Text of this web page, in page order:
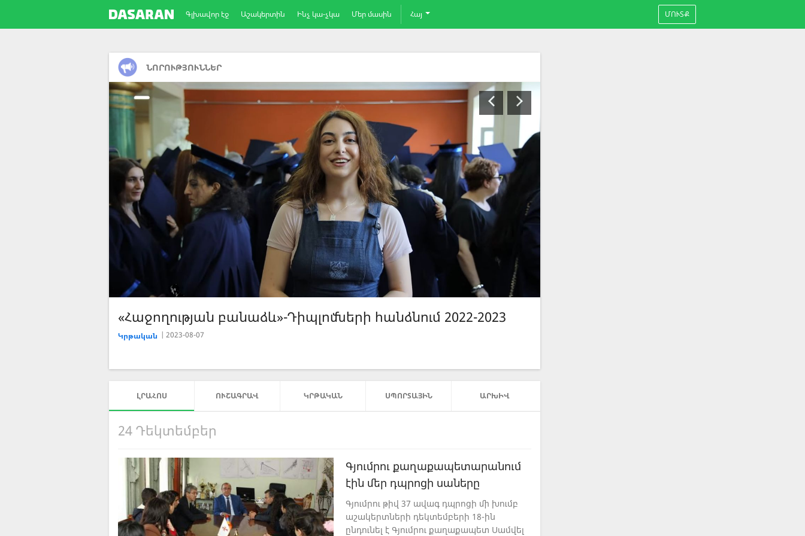
Գլխավոր էջ Աշակերտին Ինչ կա-չկա Մեր մասին Հայ ՄՈՒՏՔ
ՆՈՐՈՒԹՅՈՒՆՆԵՐ
«Հաջողության բանաձև»-Սոցիալ-կենցաղային հմտությունն...
Կրթական 2023-07-26
ԼՐԱՀՈՍ ՈՒՇԱԳՐԱՎ ԿՐԹԱԿԱՆ ՍՊՈՐՏԱՅԻՆ ԱՐԽԻՎ
24 Դեկտեմբեր
Գյումրու քաղաքապետարանում
էին մեր դպրոցի սաները
Գյումրու թիվ 37 ավագ դպրոցի մի խումբ
աշակերտների դեկտեմբերի 18-ին
ընդունել է Գյումրու քաղաքապետ Սամվել